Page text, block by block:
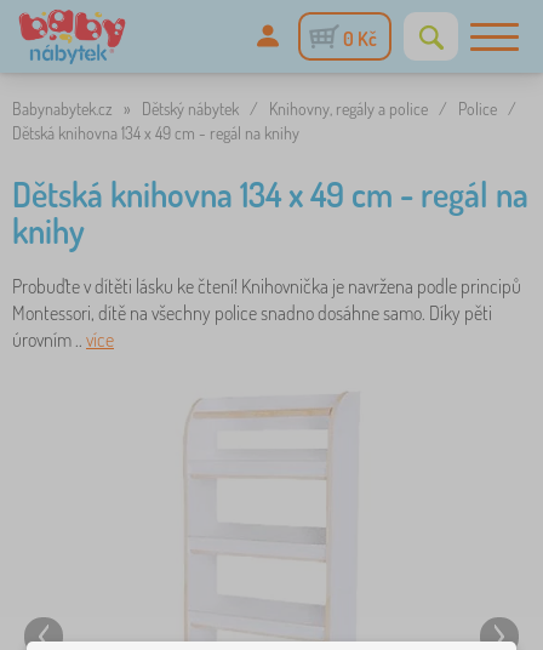
0 Kč
Babynabytek.cz » Dětský nábytek / Knihovny, regály a police / Police /
Dětská knihovna 134 x 49 cm - regál na knihy
Dětská knihovna 134 x 49 cm - regál na
knihy
Probuďte v dítěti lásku ke čtení! Knihovnička je navržena podle principů
Montessori, dítě na všechny police snadno dosáhne samo. Díky pěti
úrovním .. více